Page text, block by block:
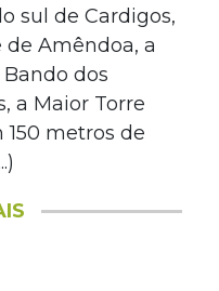
sul de Cardigos,
Amêndoa, a
dos
a Maior Torre
metros de